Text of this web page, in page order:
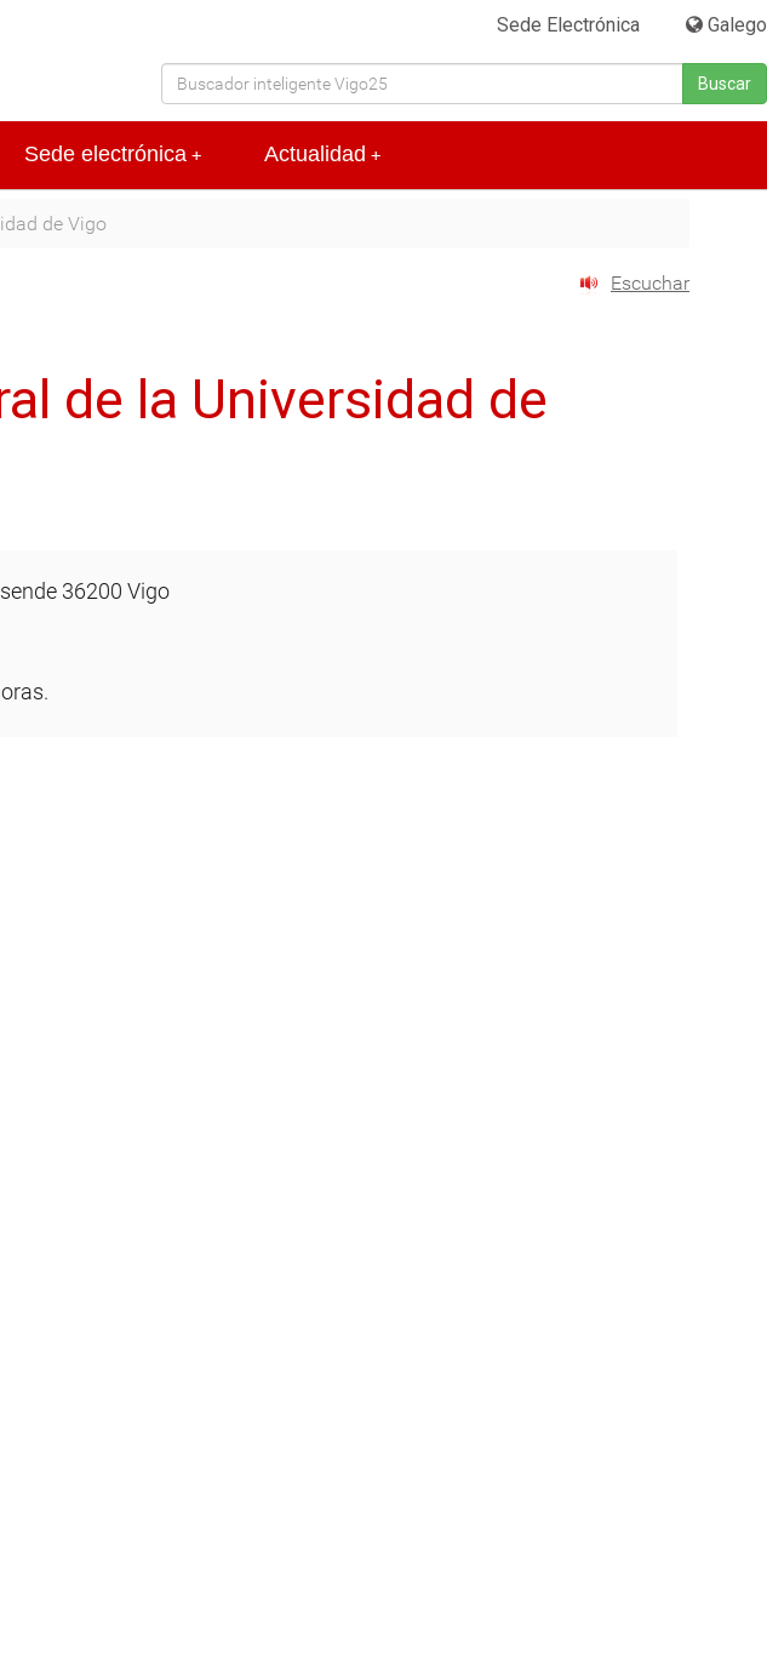
Sede Electrónica Galego
Buscar
+
Sede electrónica +
Actualidad
de Vigo
Escuchar
de la Universidad de
36200 Vigo